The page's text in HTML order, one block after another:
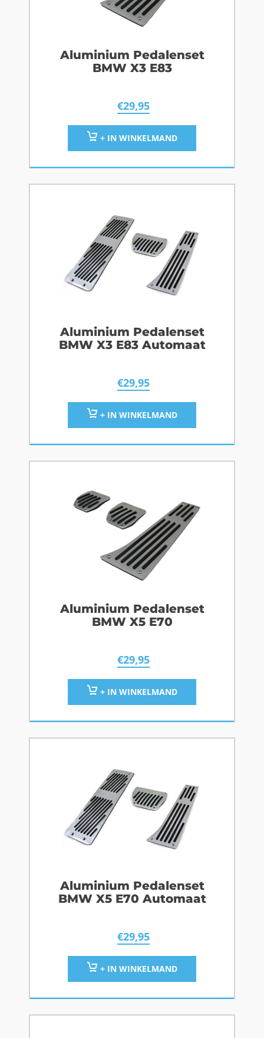
Aluminium Pedalenset
BMW X3 E83
€29,95
+ IN WINKELMAND
Aluminium Pedalenset
BMW X3 E83 Automaat
€29,95
+ IN WINKELMAND
Aluminium Pedalenset
BMW X5 E70
€29,95
+ IN WINKELMAND
Aluminium Pedalenset
BMW X5 E70 Automaat
€29,95
+ IN WINKELMAND